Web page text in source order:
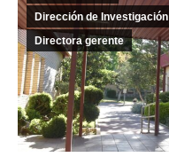
Dirección de Investigación
Directora gerente